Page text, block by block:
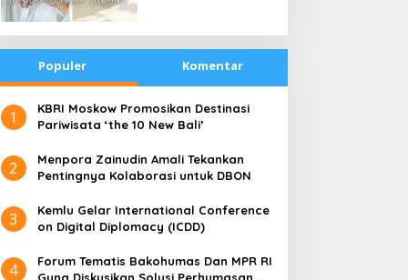
Populer Komentar
1
​KBRI Moskow Promosikan Destinasi
Pariwisata ‘the 10 New Bali’
2
​Menpora Zainudin Amali Tekankan
Pentingnya Kolaborasi untuk DBON
3
​Kemlu Gelar International Conference
on Digital Diplomacy (ICDD)
4
Forum Tematis Bakohumas Dan MPR RI